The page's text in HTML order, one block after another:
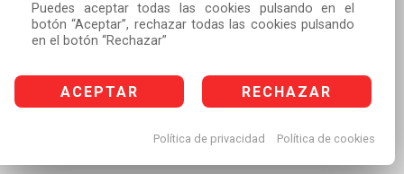
Puedes aceptar todas las cookies pulsando en el
botón “Aceptar”, rechazar todas las cookies pulsando
en el botón “Rechazar”
ACEPTAR RECHAZAR
Política de privacidad Política de cookies